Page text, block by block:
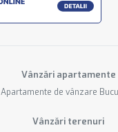
Vânzări apartamente
Apartamente de vânzare
Vânzări terenuri